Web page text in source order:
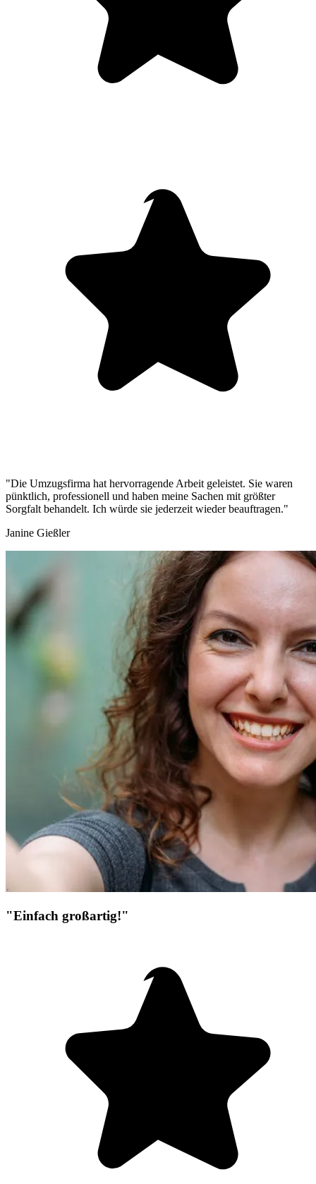
"Die Umzugsfirma hat hervorragende Arbeit geleistet. Sie waren
pünktlich, professionell und haben meine Sachen mit größter
Sorgfalt behandelt. Ich würde sie jederzeit wieder beauftragen."
Janine Gießler
"Einfach großartig!"